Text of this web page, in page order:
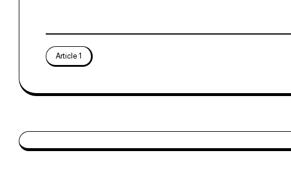
1 Article